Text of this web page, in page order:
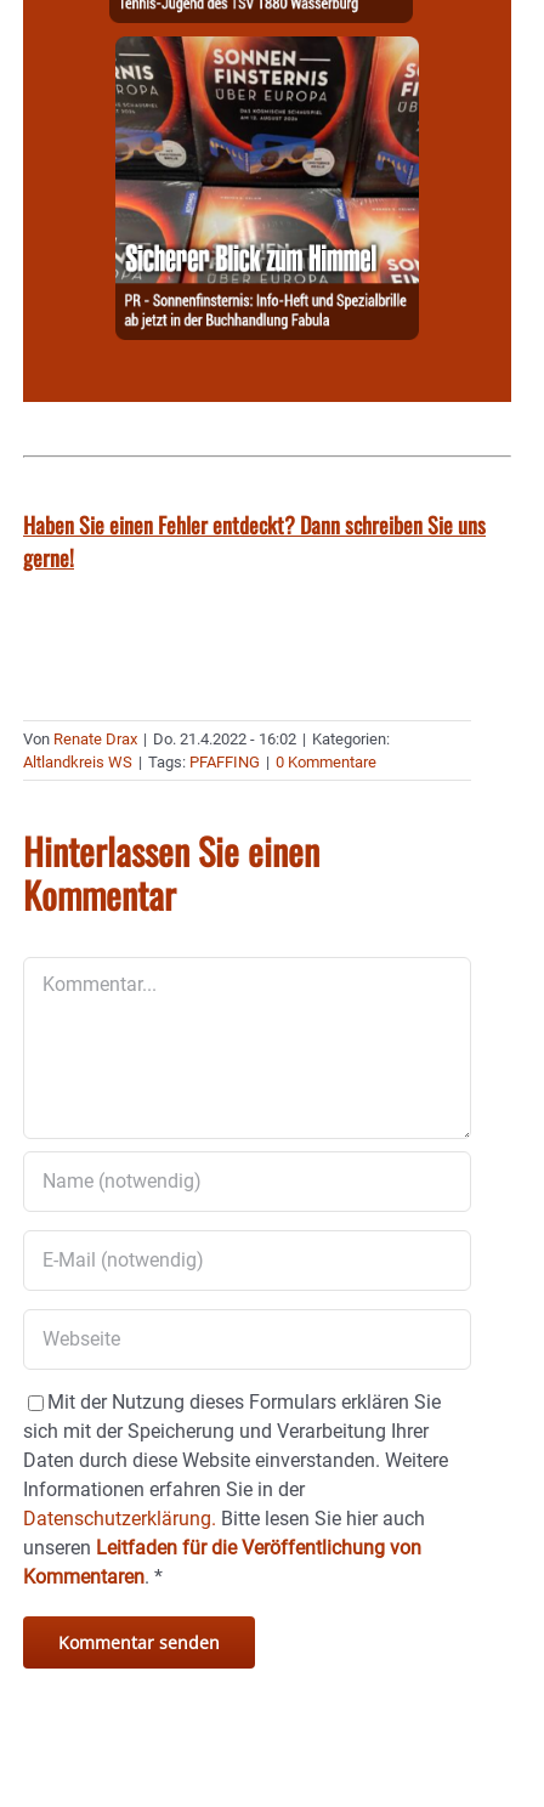
Haben Sie einen Fehler entdeckt? Dann schreiben Sie uns
gerne!
Von Renate Drax | Do. 21.4.2022 - 16:02 | Kategorien:
Altlandkreis WS | Tags: PFAFFING | 0 Kommentare
Hinterlassen Sie einen
Kommentar
Mit der Nutzung dieses Formulars erklären Sie
sich mit der Speicherung und Verarbeitung Ihrer
Daten durch diese Website einverstanden. Weitere
Informationen erfahren Sie in der
Datenschutzerklärung. Bitte lesen Sie hier auch
unseren Leitfaden für die Veröffentlichung von
Kommentaren. *